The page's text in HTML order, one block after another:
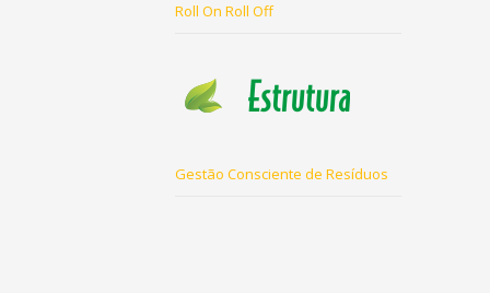
Roll On Roll Off
Gestão Consciente de Resíduos